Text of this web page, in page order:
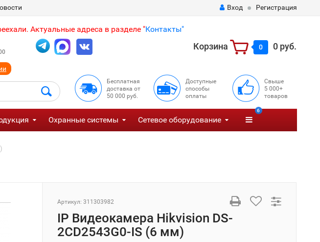
Вход Регистрация
Актуальные адреса в разделе "Контакты"
Корзина 0 0 руб.
Бесплатная
доставка от
50 000 руб.
Доступные
способы
оплаты
Свыше
5 000+
товаров
Охранные системы Сетевое оборудование
6
Артикул: 311303982
IP Видеокамера Hikvision DS-
2CD2543G0-IS (6 мм)